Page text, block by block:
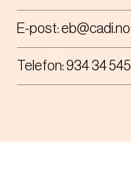
E-post: eb@cadi.no
Telefon: 934 34 545